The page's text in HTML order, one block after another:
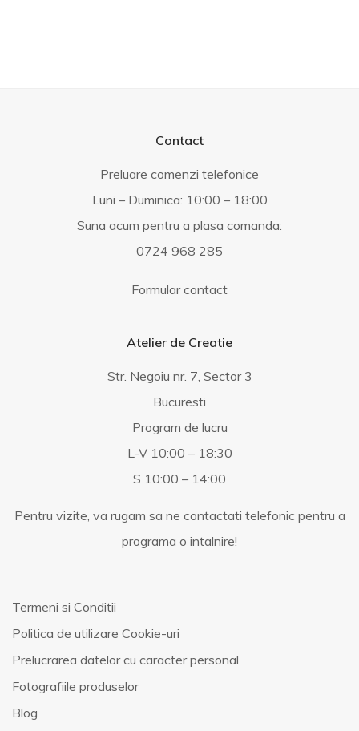
Contact
Preluare comenzi telefonice
Luni – Duminica: 10:00 – 18:00
Suna acum pentru a plasa comanda:
0724 968 285
Formular contact
Atelier de Creatie
Str. Negoiu nr. 7, Sector 3
Bucuresti
Program de lucru
L-V 10:00 – 18:30
S 10:00 – 14:00
Pentru vizite, va rugam sa ne contactati telefonic pentru a
programa o intalnire!
Termeni si Conditii
Politica de utilizare Cookie-uri
Prelucrarea datelor cu caracter personal
Fotografiile produselor
Blog